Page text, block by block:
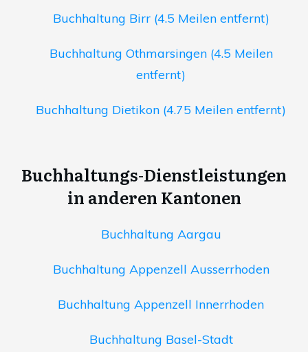
Buchhaltung Birr (4.5 Meilen entfernt)
Buchhaltung Othmarsingen (4.5 Meilen
entfernt)
Buchhaltung Dietikon (4.75 Meilen entfernt)
Buchhaltungs-Dienstleistungen
in anderen Kantonen
Buchhaltung Aargau
Buchhaltung Appenzell Ausserrhoden
Buchhaltung Appenzell Innerrhoden
Buchhaltung Basel-Stadt